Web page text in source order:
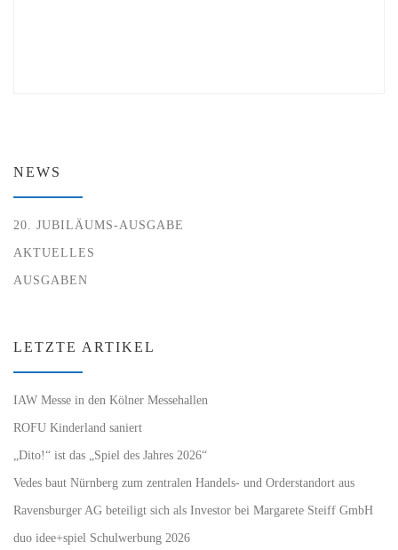
NEWS
20. JUBILÄUMS-AUSGABE
AKTUELLES
AUSGABEN
LETZTE ARTIKEL
IAW Messe in den Kölner Messehallen
ROFU Kinderland saniert
„Dito!“ ist das „Spiel des Jahres 2026“
Vedes baut Nürnberg zum zentralen Handels- und Orderstandort aus
Ravensburger AG beteiligt sich als Investor bei Margarete Steiff GmbH
duo idee+spiel Schulwerbung 2026